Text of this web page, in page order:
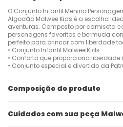
O Conjunto Infantil Menino
Algodão Malwee Kids é a escolha
aventuras. Composto por camiseta
personagens favoritos e bermuda
perfeito para brincar com liberdade
• Conjunto Infantil Malwee Kids
• Conforto que proporciona liberdade
• Conjunto especial e divertido da
Composição do produto
Cuidados com sua peça